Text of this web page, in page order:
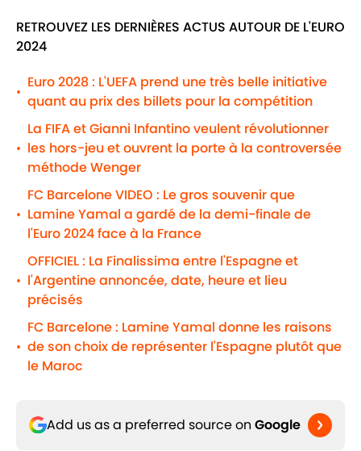
RETROUVEZ LES DERNIÈRES ACTUS AUTOUR DE L'EURO
2024
•
Euro 2028 : L'UEFA prend une très belle initiative
quant au prix des billets pour la compétition
•
La FIFA et Gianni Infantino veulent révolutionner
les hors-jeu et ouvrent la porte à la controversée
méthode Wenger
•
FC Barcelone VIDEO : Le gros souvenir que
Lamine Yamal a gardé de la demi-finale de
l'Euro 2024 face à la France
•
OFFICIEL : La Finalissima entre l'Espagne et
l'Argentine annoncée, date, heure et lieu
précisés
•
FC Barcelone : Lamine Yamal donne les raisons
de son choix de représenter l'Espagne plutôt que
le Maroc
Add us as a preferred source on Google